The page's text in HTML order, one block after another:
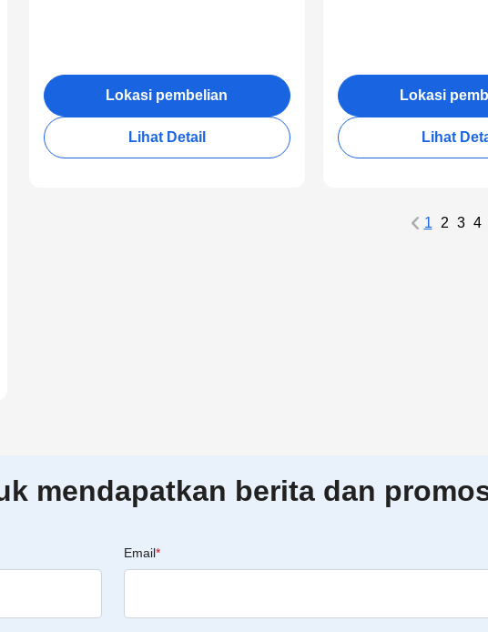
Lokasi pembelian
Lihat Detail
Lokasi
Lihat
1 2 3 4
mendapatkan berita dan
Email*